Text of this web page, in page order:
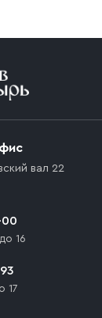
для
близко к
территории
платный
вал 22
16
17